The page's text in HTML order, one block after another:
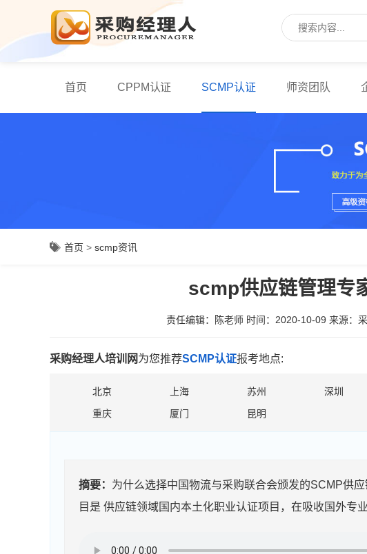
首页 CPPM认证 SCMP认证 师资团队
首页 > scmp资讯
scmp供应链管理专
责任编辑：陈老师 时间：2020-10-09 来源：
采购经理人培训网为您推荐SCMP认证报考地点:
北京 上海 苏州 深圳
重庆
厦门 昆明
摘要： 为什么选择中国物流与采购联合会颁发的SCMP供
目是 供应链领域国内本土化职业认证项目，在吸收国外专